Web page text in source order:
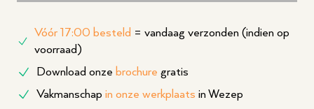
Vóór 17:00 besteld = vandaag verzonden (indien op
voorraad)
Download onze brochure gratis
Vakmanschap in onze werkplaats in Wezep